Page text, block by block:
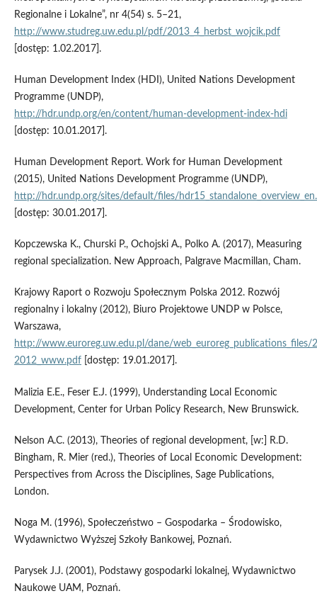
Regionalne i Lokalne”, nr 4(54) s. 5–21,
http://www.studreg.uw.edu.pl/pdf/2013_4_herbst_wojcik.pdf
[dostęp: 1.02.2017].
Human Development Index (HDI), United Nations Development
Programme (UNDP),
http://hdr.undp.org/en/content/human‑development‑index‑hdi
[dostęp: 10.01.2017].
Human Development Report. Work for Human Development
(2015), United Nations Development Programme (UNDP),
http://hdr.undp.org/sites/default/files/
[dostęp: 30.01.2017].
Kopczewska K., Churski P., Ochojski A., Polko A. (2017), Measuring
regional specialization. New Approach, Palgrave Macmillan, Cham.
Krajowy Raport o Rozwoju Społecznym Polska 2012. Rozwój
regionalny i lokalny (2012), Biuro Projektowe UNDP w Polsce,
Warszawa,
http://www.euroreg.uw.edu.pl/dane/
2012_www.pdf[dostęp: 19.01.2017].
Malizia E.E., Feser E.J. (1999), Understanding Local Economic
Development, Center for Urban Policy Research, New Brunswick.
Nelson A.C. (2013), Theories of regional development, [w:] R.D.
Bingham, R. Mier (red.), Theories of Local Economic Development:
Perspectives from Across the Disciplines, Sage Publications,
London.
Noga M. (1996), Społeczeństwo – Gospodarka – Środowisko,
Wydawnictwo Wyższej Szkoły Bankowej, Poznań.
Parysek J.J. (2001), Podstawy gospodarki lokalnej, Wydawnictwo
Naukowe UAM, Poznań.